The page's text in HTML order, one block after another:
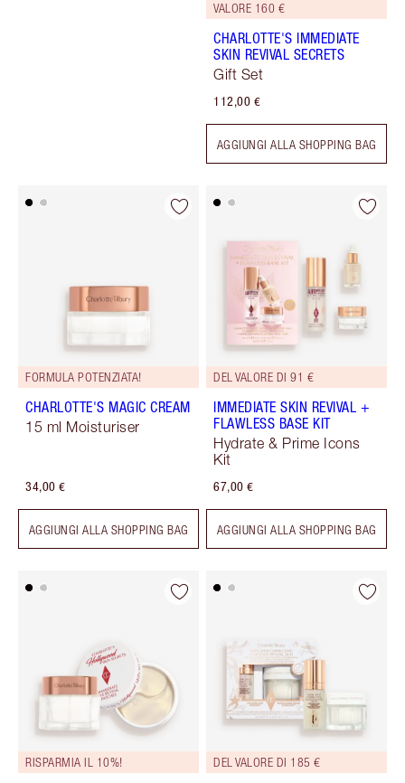
VALORE 160 €
CHARLOTTE'S IMMEDIATE
SKIN REVIVAL SECRETS
Gift Set
112,00 €
AGGIUNGI ALLA SHOPPING BAG
FORMULA POTENZIATA!
CHARLOTTE'S MAGIC CREAM
15 ml Moisturiser
34,00 €
AGGIUNGI ALLA SHOPPING BAG
DEL VALORE DI 91 €
IMMEDIATE SKIN REVIVAL +
FLAWLESS BASE KIT
Hydrate & Prime Icons
Kit
67,00 €
AGGIUNGI ALLA SHOPPING BAG
RISPARMIA IL 10%! DEL VALORE DI 185 €